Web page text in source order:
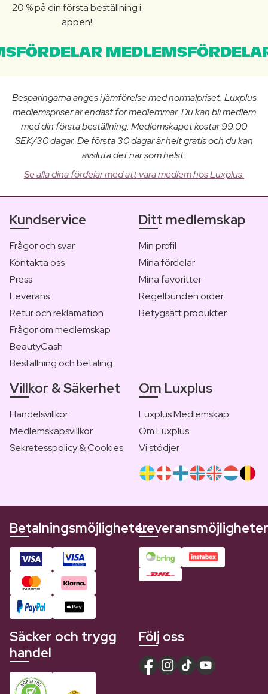
20 % på din första beställning i
appen!
Besparingarna anges i jämförelse med normalpriset. Luxplus
medlemspriser är endast för medlemmar. Du kan bli medlem
med din första beställning. Medlemskapet kostar 99.00
SEK/30 dagar. De första 30 dagar är helt gratis och du kan
avsluta det när som helst.
Se alla dina fördelar med att vara medlem hos Luxplus.
Kundservice
Frågor och svar
Kontakta oss
Press
Leverans
Retur och reklamation
Frågor om medlemskap
BeautyCash
Beställning och betaling
Ditt medlemskap
Min profil
Mina fördelar
Mina favoritter
Regelbunden order
Betygsätt produkter
Villkor & Säkerhet
Handelsvillkor
Medlemskapsvillkor
Sekretesspolicy & Cookies
Om Luxplus
Luxplus Medlemskap
Om Luxplus
Vi stödjer
BetalningsmöjligheterLeveransmöjligheter
Säcker och trygg
handel
Följ oss